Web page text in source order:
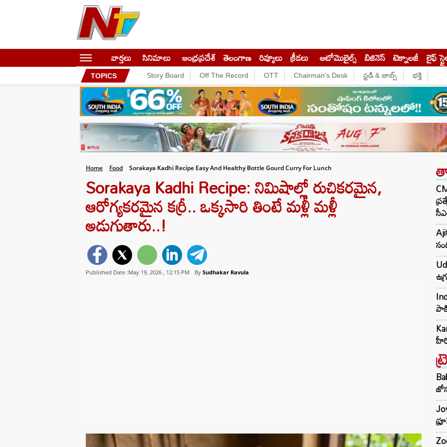
వార్తలు సినిమాలు ఆంధ్రప్రదేశ్ తెలంగాణ రివ్యూలు క్రీడలు ఆటోమొబైల్స్ బిజినెస్‌ టెక్నాలజీ లైఫ్
TOPICS Story Board Off The Record OTT Chairman's Desk స్టడీ & జాబ్స్ భక్తి
Home Food Sorakaya Kadhi Recipe Easy And Healthy Bottle Gourd Curry For Lunch
Sorakaya Kadhi Recipe: నిమిషాల్లో రుచికరమైన,
ఆరోగ్యకరమైన కర్రీ.. ఒక్కసారి తింటే మళ్లీ మళ్లీ
అడుగుతారు..!
Published Date :May 19, 2026 , 12:15 PM By Sudhakar Ravula